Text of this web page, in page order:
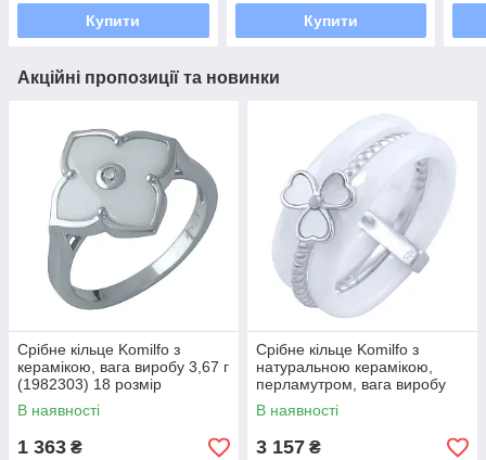
Купити Купити
Акційні пропозиції та новинки
Срібне кільце Komilfo з
керамікою, вага виробу 3,67 г
(1982303) 18 розмір
В наявності
1 363 ₴
Срібне кільце Komilfo з
натуральною керамікою,
перламутром, вага виробу
6,25 г (1764879) 18 розмір
В наявності
3 157 ₴